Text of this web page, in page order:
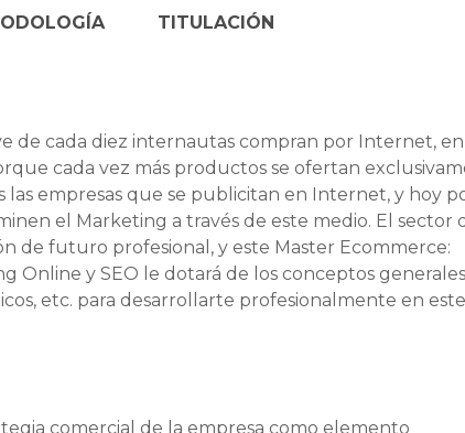
de cada diez internautas compran por Internet,
cada vez más productos se ofertan
las empresas que se publicitan en Internet, y hoy
el Marketing a través de este medio. El sector
de futuro profesional, y este Master Ecommerce:
Online y SEO le dotará de los conceptos
etc. para desarrollarte profesionalmente en este
comercial de la empresa como elemento
TITULACIÓN